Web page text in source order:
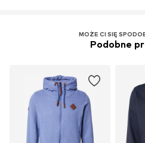
MOŻE CI SIĘ
Podobne